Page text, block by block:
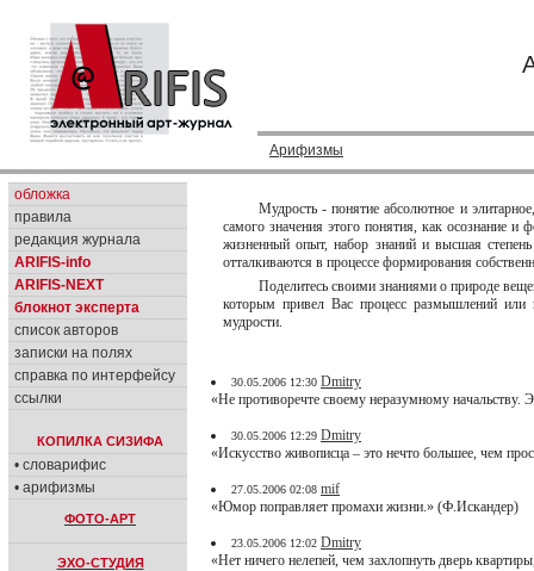
Арифизмы
обложка
правила
редакция журнала
ARIFIS-info
ARIFIS-NEXT
блокнот эксперта
список авторов
записки на полях
справка по интерфейсу
ссылки
КОПИЛКА СИЗИФА
• словарифис
• арифизмы
ФОТО-АРТ
ЭХО-СТУДИЯ
Мудрость - понятие абсолютное и
самого значения этого понятия, как осознание
жизненный опыт, набор знаний и высшая
отталкиваются в процессе формирования
Поделитесь своими знаниями о природе
которым привел Вас процесс размышлений или
мудрости.
30.05.2006 12:30 Dmitry
«Не противоречте своему неразумному начальству.
30.05.2006 12:29 Dmitry
«Искусство живописца – это нечто большее, чем
27.05.2006 02:08 mif
«Юмор поправляет промахи жизни.» (Ф.Искандер)
23.05.2006 12:02 Dmitry
«Нет ничего нелепей, чем захлопнуть дверь